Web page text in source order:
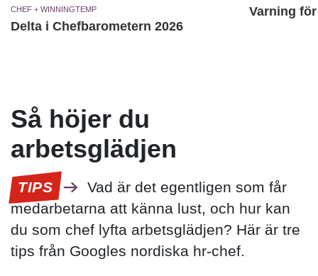
Chef + Winningtemp
Delta i Chefbarometern 2026
Varning
Så höjer du
arbetsglädjen
TIPS
Vad är det egentligen som får
medarbetarna att känna lust, och hur kan
du som chef lyfta arbetsglädjen? Här är tre
tips från Googles nordiska hr-chef.